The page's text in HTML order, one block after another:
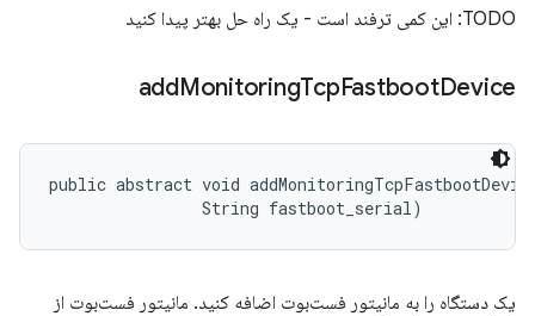
TODO: این کمی ترفند است - یک راه حل بهتر پیدا کنید
addMonitoringTcpFastbootDevice
public abstract void
                String fastboot_serial)
یک دستگاه را به مانیتور فست‌بوت اضافه کنید. مانیتور فست‌بوت از